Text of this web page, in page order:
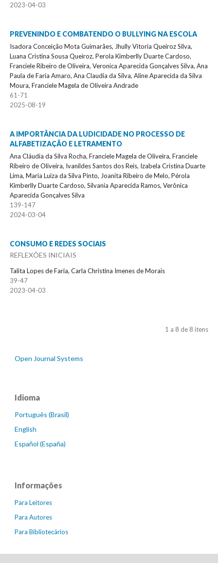
2023-04-03
PREVENINDO E COMBATENDO O BULLYING NA ESCOLA
Isadora Conceição Mota Guimarães, Jhully Vitoria Queiroz Silva,
Luana Cristina Sousa Queiroz, Perola Kimberlly Duarte Cardoso,
Franciele Ribeiro de Oliveira, Veronica Aparecida Gonçalves Silva, Ana
Paula de Faria Amaro, Ana Claudia da Silva, Aline Aparecida da Silva
Moura, Franciele Magela de Oliveira Andrade
61-71
2025-08-19
A IMPORTÂNCIA DA LUDICIDADE NO PROCESSO DE
ALFABETIZAÇÃO E LETRAMENTO
Ana Cláudia da Silva Rocha, Franciele Magela de Oliveira, Franciele
Ribeiro de Oliveira, Ivanildes Santos dos Reis, Izabela Cristina Duarte
Lima, Maria Luiza da Silva Pinto, Joanita Ribeiro de Melo, Pérola
Kimberlly Duarte Cardoso, Silvania Aparecida Ramos, Verônica
Aparecida Gonçalves Silva
139-147
2024-03-04
CONSUMO E REDES SOCIAIS
REFLEXÕES INICIAIS
Talita Lopes de Faria, Carla Christina Imenes de Morais
39-47
2023-04-03
1 a 8 de 8 itens
Open Journal Systems
Idioma
Português (Brasil)
English
Español (España)
Informações
Para Leitores
Para Autores
Para Bibliotecários